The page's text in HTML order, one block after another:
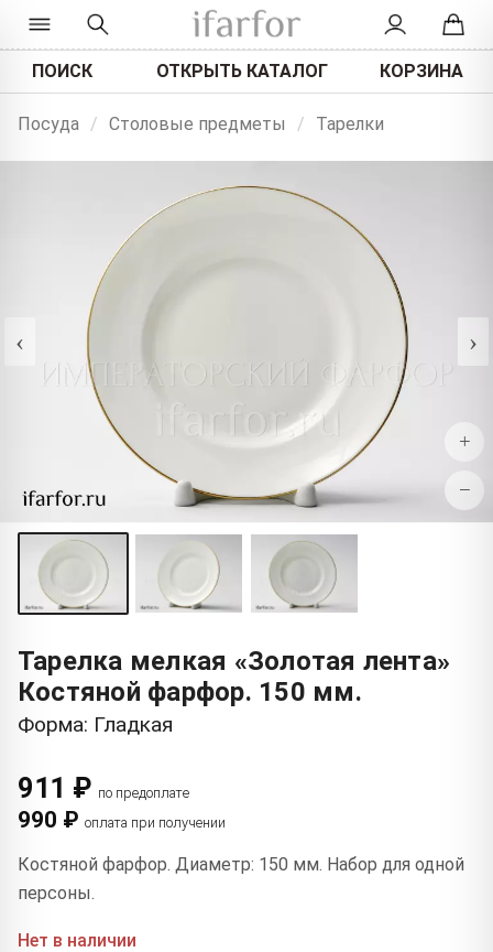
ПОИСК ОТКРЫТЬ КАТАЛОГ КОРЗИНА
Посуда / Столовые предметы / Тарелки
‹ ›
+
−
Тарелка мелкая «Золотая лента»
Костяной фарфор. 150 мм.
Форма: Гладкая
911 ₽ по предоплате
990 ₽ оплата при получении
Костяной фарфор. Диаметр: 150 мм. Набор для одной
персоны.
Нет в наличии